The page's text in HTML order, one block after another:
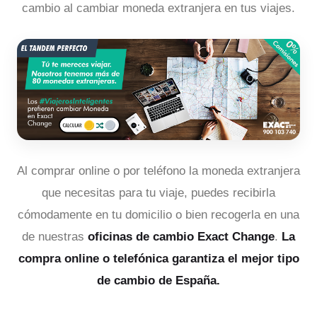
cambio al cambiar moneda extranjera en tus viajes.
Al comprar online o por teléfono la moneda extranjera
que necesitas para tu viaje, puedes recibirla
cómodamente en tu domicilio o bien recogerla en una
de nuestras oficinas de cambio Exact Change. La
compra online o telefónica garantiza el mejor tipo
de cambio de España.